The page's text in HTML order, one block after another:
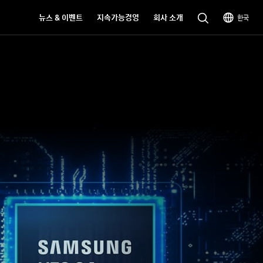
뉴스 & 이벤트 지속가능경영 회사 소개 한국